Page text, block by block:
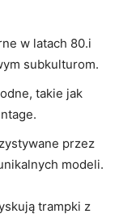
w latach 80.i
subkulturom.
takie jak
​przez
‍modeli.
trampki z